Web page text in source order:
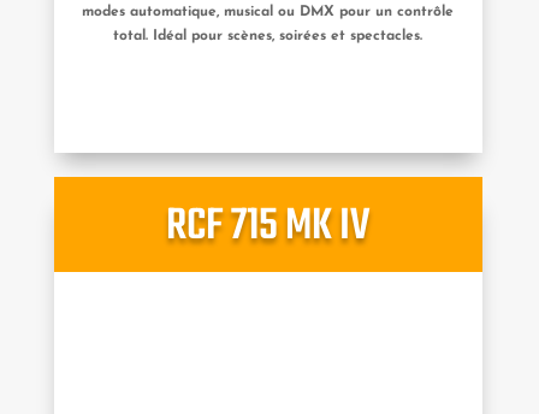
modes automatique, musical ou DMX pour un contrôle
total. Idéal pour scènes, soirées et spectacles.
RCF 715 MK IV